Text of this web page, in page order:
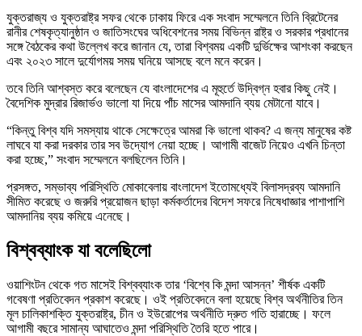
যুক্তরাজ্য ও যুক্তরাষ্ট্র সফর থেকে ঢাকায় ফিরে এক সংবাদ সম্মেলনে তিনি ব্রিটেনের
রানীর শেষকৃত্যানুষ্ঠান ও জাতিসংঘের অধিবেশনের সময় বিভিন্ন রাষ্ট্র ও সরকার প্রধানের
সঙ্গে বৈঠকের কথা উল্লেখ করে জানান যে, তারা বিশ্বময় একটি দুর্ভিক্ষের আশংকা করছেন
এবং ২০২৩ সালে দুর্যোগময় সময় ঘনিয়ে আসছে বলে মনে করেন।
তবে তিনি আশ্বস্ত করে বলেছেন যে বাংলাদেশের এ মূহুর্তে উদ্বিগ্ন হবার কিছু নেই।
বৈদেশিক মুদ্রার রিজার্ভও ভালো যা দিয়ে পাঁচ মাসের আমদানি ব্যয় মেটানো যাবে।
“কিন্তু বিশ্ব যদি সমস্যায় থাকে সেক্ষেত্রে আমরা কি ভালো থাকব? এ জন্য মানুষের কষ্ট
লাঘবে যা করা দরকার তার সব উদ্যোগ নেয়া হচ্ছে। আগামী বাজেট নিয়েও এখনি চিন্তা
করা হচ্ছে,” সংবাদ সম্মেলনে বলছিলেন তিনি।
প্রসঙ্গত, সম্ভাব্য পরিস্থিতি মোকাবেলায় বাংলাদেশ ইতোমধ্যেই বিলাসদ্রব্য আমদানি
সীমিত করেছে ও জরুরি প্রয়োজন ছাড়া কর্মকর্তাদের বিদেশ সফরে নিষেধাজ্ঞার পাশাপাশি
আমদানিয় ব্যয় কমিয়ে এনেছে।
বিশ্বব্যাংক যা বলেছিলো
ওয়াশিংটন থেকে গত মাসেই বিশ্বব্যাংক তার ‘বিশ্বে কি মন্দা আসন্ন’ শীর্ষক একটি
গবেষণা প্রতিবেদন প্রকাশ করেছে। ওই প্রতিবেদনে বলা হয়েছে বিশ্ব অর্থনীতির তিন
মূল চালিকাশক্তি যুক্তরাষ্ট্র, চীন ও ইউরোপের অর্থনীতি দ্রুত গতি হারাচ্ছে। ফলে
আগামী বছরে সামান্য আঘাতেও মন্দা পরিস্থিতি তৈরি হতে পারে।